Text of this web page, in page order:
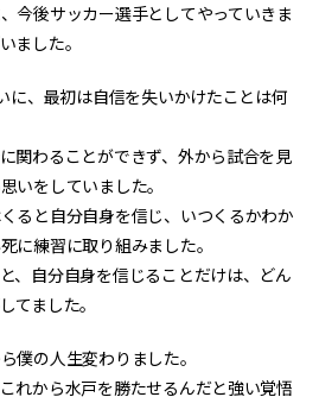
今後サッカー選手としてやっていきま
ました。
に、最初は自信を失いかけたことは何
関わることができず、外から試合を見
いをしていました。
ると自分自身を信じ、いつくるかわか
に練習に取り組みました。
、自分自身を信じることだけは、どん
てました。
僕の人生変わりました。
れから水戸を勝たせるんだと強い覚悟